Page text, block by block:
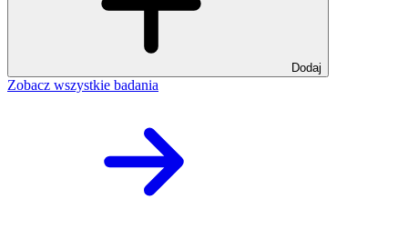
Dodaj
Zobacz wszystkie badania